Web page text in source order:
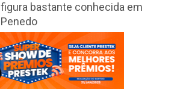
figura bastante conhecida em
Penedo